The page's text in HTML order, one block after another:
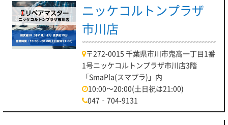
ニッケコルトンプラザ
市川店
〒272-0015 千葉県市川市鬼高一丁目1番
1号ニッケコルトンプラザ市川店3階
「SmaPla(スマプラ)」内
10:00～20:00(土日祝は21:00)
047‐704-9131